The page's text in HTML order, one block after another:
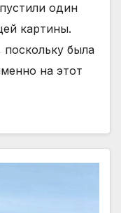
один
картины.
была
на этот